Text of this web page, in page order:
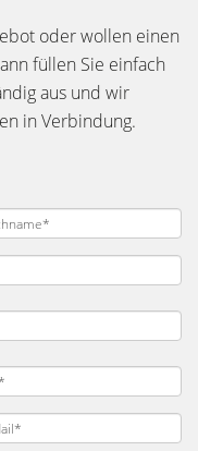
oder wollen einen
füllen Sie einfach
aus und wir
in Verbindung.